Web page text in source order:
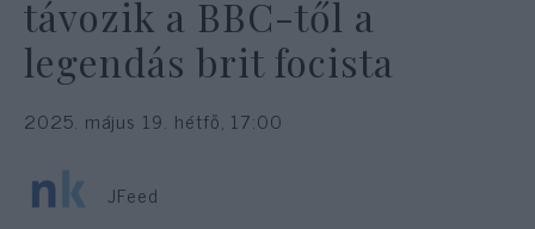
távozik a BBC-től a
legendás brit focista
2025. május 19. hétfő, 17:00
JFeed